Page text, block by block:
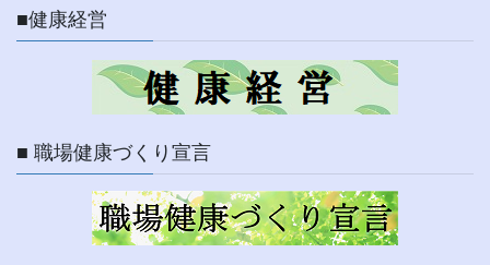
■健康経営
■ 職場健康づくり宣言